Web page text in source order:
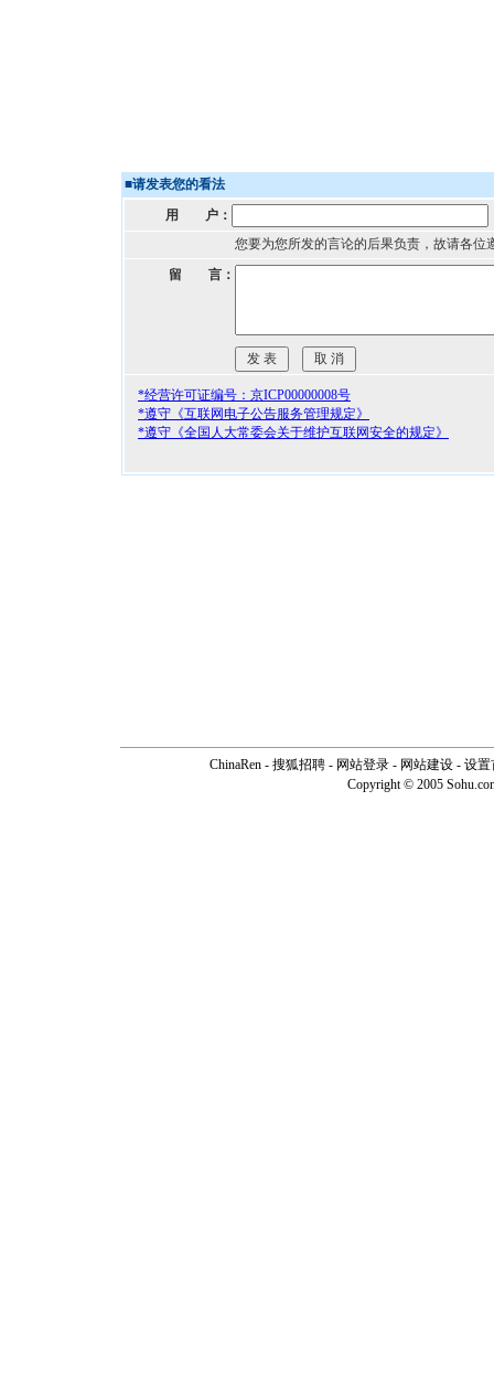
■请发表您的看法
用 户：
您要为您所发的言论的后果负责，故请各位
留 言：
*经营许可证编号：京ICP00000008号
*遵守《互联网电子公告服务管理规定》
*遵守《全国人大常委会关于维护互联网安全的规定》
ChinaRen - 搜狐招聘 - 网站登录 - 网站建设 - 设置
Copyright © 2005